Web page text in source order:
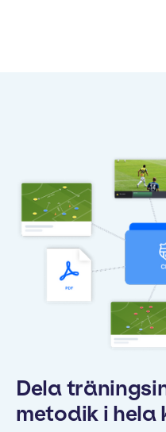
Dela
metodik i hela